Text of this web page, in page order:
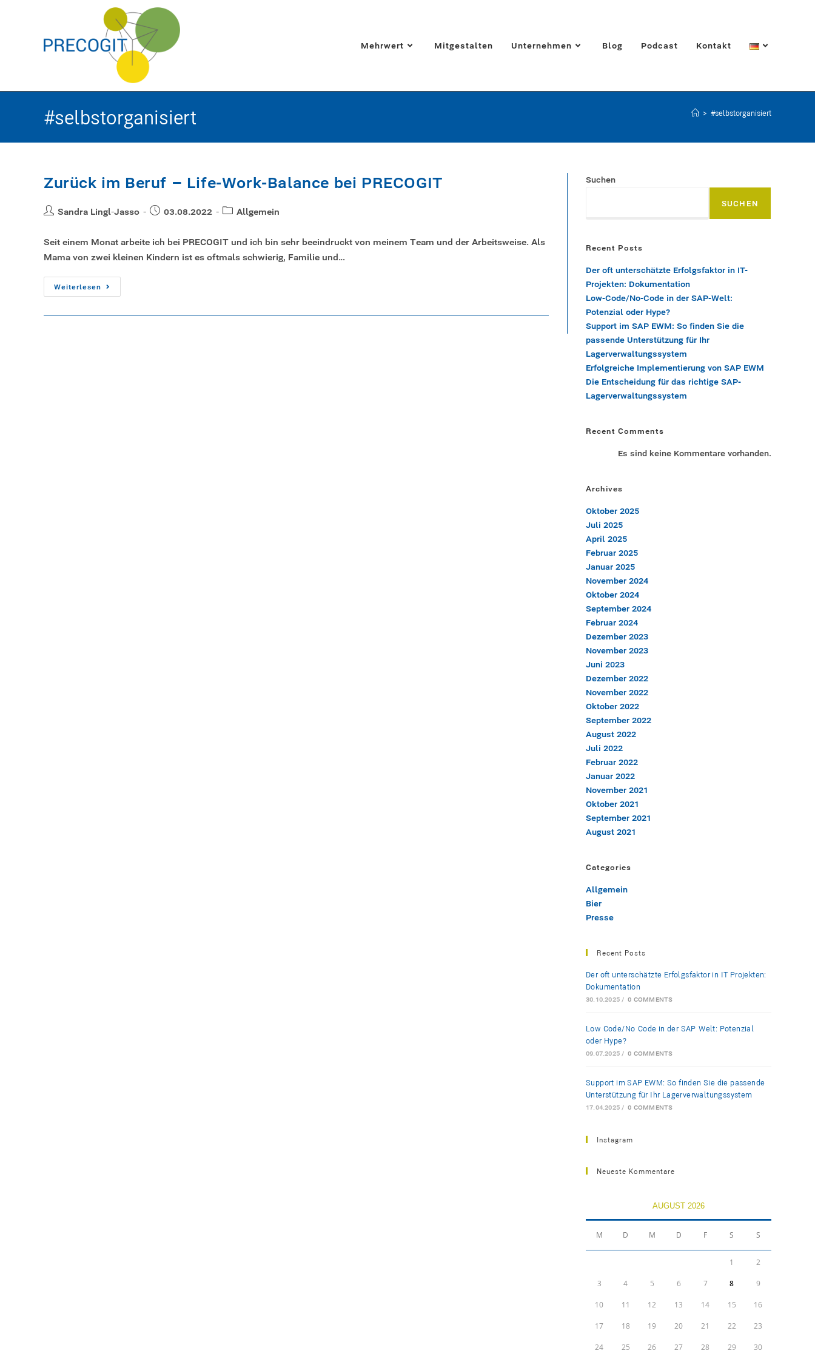
Mehrwert Mitgestalten Unternehmen Blog Podcast Kontakt
#selbstorganisiert > #selbstorganisiert
Zurück im Beruf – Life-Work-Balance bei PRECOGIT
Sandra Lingl-Jasso 03.08.2022 Allgemein
Seit einem Monat arbeite ich bei PRECOGIT und ich bin sehr beeindruckt von meinem Team und der Arbeitsweise. Als
Mama von zwei kleinen Kindern ist es oftmals schwierig, Familie und…
Weiterlesen
Suchen
SUCHEN
Recent Posts
Der oft unterschätzte Erfolgsfaktor in IT-
Projekten: Dokumentation
Low-Code/No-Code in der SAP-Welt:
Potenzial oder Hype?
Support im SAP EWM: So finden Sie die
passende Unterstützung für Ihr
Lagerverwaltungssystem
Erfolgreiche Implementierung von SAP EWM
Die Entscheidung für das richtige SAP-
Lagerverwaltungssystem
Recent Comments
Es sind keine Kommentare vorhanden.
Archives
Oktober 2025
Juli 2025
April 2025
Februar 2025
Januar 2025
November 2024
Oktober 2024
September 2024
Februar 2024
Dezember 2023
November 2023
Juni 2023
Dezember 2022
November 2022
Oktober 2022
September 2022
August 2022
Juli 2022
Februar 2022
Januar 2022
November 2021
Oktober 2021
September 2021
August 2021
Categories
Allgemein
Bier
Presse
Recent Posts
Der oft unterschätzte Erfolgsfaktor in IT-Projekten:
Dokumentation
30.10.2025 / 0 COMMENTS
Low-Code/No-Code in der SAP-Welt: Potenzial
oder Hype?
09.07.2025 / 0 COMMENTS
Support im SAP EWM: So finden Sie die passende
Unterstützung für Ihr Lagerverwaltungssystem
17.04.2025 / 0 COMMENTS
Instagram
Neueste Kommentare
AUGUST 2026
M D M D F S S
1 2
3 4 5 6 7 8 9
10 11 12 13 14 15 16
17 18 19 20 21 22 23
24 25 26 27 28 29 30